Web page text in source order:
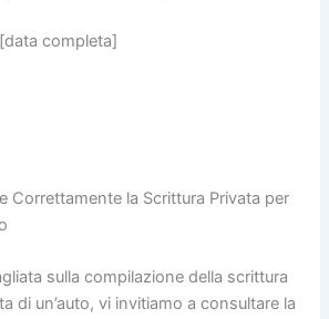
completa]
Correttamente la Scrittura Privata per
sulla compilazione della scrittura
di un’auto, vi invitiamo a consultare la